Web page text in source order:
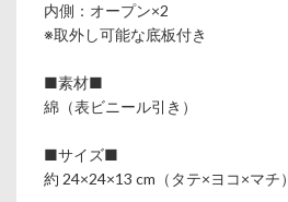
内側：オープン×2
※取外し可能な底板付き
■素材■
綿（表ビニール引き）
■サイズ■
約 24×24×13 cm（タテ×ヨコ×マチ）